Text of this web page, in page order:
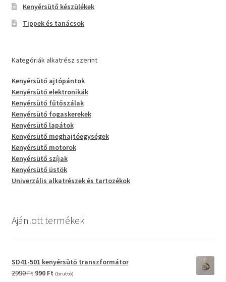
Kenyérsütő készülékek
Tippek és tanácsok
Kategóriák alkatrész szerint
Kenyérsütő ajtópántok
Kenyérsütő elektronikák
Kenyérsütő fűtőszálak
Kenyérsütő fogaskerekek
Kenyérsütő lapátok
Kenyérsütő meghajtóegységek
Kenyérsütő motorok
Kenyérsütő szíjak
Kenyérsütő üstök
Univerzális alkatrészek és tartozékok
Ajánlott termékek
SD41-501 kenyérsütő transzformátor
2990Ft Original
990 FtCurrent
(bruttó)